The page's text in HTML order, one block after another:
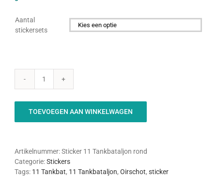
Aantal
stickersets
11
sticker
aantal
TOEVOEGEN AAN WINKELWAGEN
Artikelnummer:Sticker 11 Tankbataljon rond
Categorie:Stickers
Tags: 11 Tankbat, 11 Tankbataljon, Oirschot, sticker